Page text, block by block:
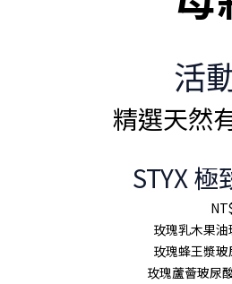
活
精選天然
STYX
玫瑰乳木果
玫瑰蜂王漿
玫瑰蘆薈玻尿